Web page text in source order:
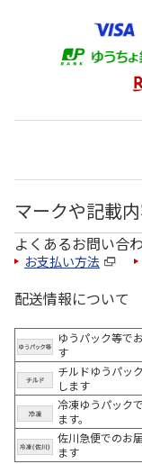
マークや記載
よくあるお問い合
お支払い方法
配送情報について
ゆうパック等で
す
チルドゆうパッ
します
冷凍ゆうパック
ます。
佐川急便でのお
ます